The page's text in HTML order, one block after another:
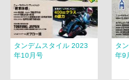
タンデムスタイル 2023
年10月号
タ
年9